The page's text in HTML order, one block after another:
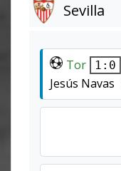
Sevilla
Tor 1:0
Jesús Navas